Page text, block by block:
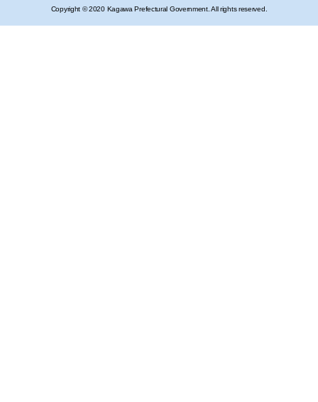
Copyright © 2020 Kagawa Prefectural Government. All rights reserved.